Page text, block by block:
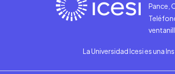
Pance,
La Universidad Icesi es una